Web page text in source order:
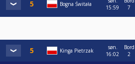
Bogna Świtała
15:59
7
Kinga Pietrzak
søn.
16:02
Bord
2